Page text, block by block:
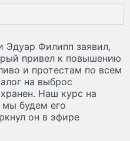
Филипп заявил,
привел к повышению
и протестам по всем
на выброс
Наш курс на
будем его
он в эфире